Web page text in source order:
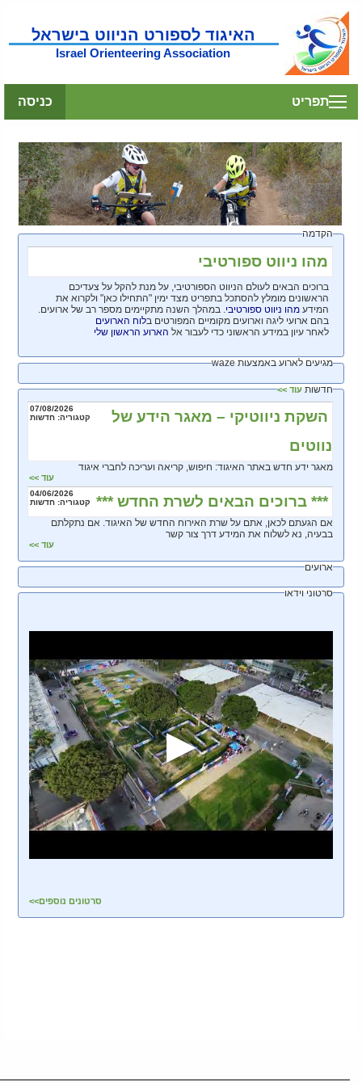
האיגוד לספורט הניווט בישראל
Israel Orienteering Association
כניסה תפריט
הקדמה
מהו ניווט ספורטיבי
ברוכים הבאים לעולם הניווט הספורטיבי, על מנת להקל על צעדיכם
הראשונים מומלץ להסתכל בתפריט מצד ימין "התחילו כאן" ולקרוא את
המידע מהו ניווט ספורטיבי . במהלך השנה מתקיימים מספר רב של ארועים.
בהם ארועי ליגה וארועים מקומיים המפורטים בלוח הארועים
לאחר עיון במידע הראשוני כדי לעבור אל הארוע הראשון שלי
מגיעים לארוע באמצעות waze
חדשותעוד >>
07/08/2026
קטגוריה: חדשות
השקת ניווטיקי – מאגר הידע של
נווטים
מאגר ידע חדש באתר האיגוד: חיפוש, קריאה ועריכה לחברי איגוד
עוד >>
04/06/2026
קטגוריה: חדשות
*** ברוכים הבאים לשרת החדש ***
אם הגעתם לכאן, אתם על שרת האירוח החדש של האיגוד. אם נתקלתם
בבעיה, נא לשלוח את המידע דרך צור קשר
עוד >>
ארועים
סרטוני וידאו
סרטונים נוספים>>